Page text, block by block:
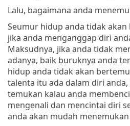
Lalu, bagaimana anda
Seumur hidup anda tidak
jika anda menganggap diri
Maksudnya, jika anda tidak
adanya, baik buruknya anda
hidup anda tidak akan
talenta itu ada dalam diri
temukan kalau anda
mengenali dan mencintai diri
anda akan mudah